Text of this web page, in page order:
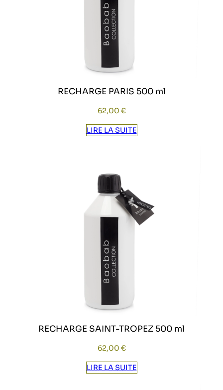
RECHARGE PARIS 500 ml
62,00 €
LIRE LA SUITE
RECHARGE SAINT-TROPEZ 500 ml
62,00 €
LIRE LA SUITE